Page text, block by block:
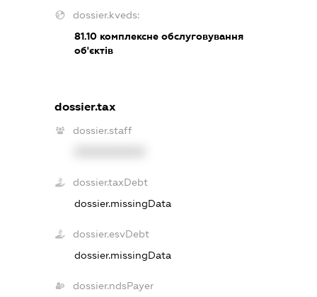
dossier.kveds:
81.10комплексне обслуговування
об'єктів
dossier.tax
dossier.staff
dossier.taxDebt
dossier.missingData
dossier.esvDebt
dossier.missingData
dossier.ndsPayer